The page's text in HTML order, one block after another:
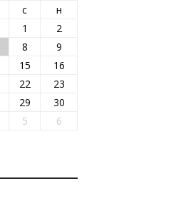
с
н
1
2
8
9
15
16
22
23
29
30
5 6